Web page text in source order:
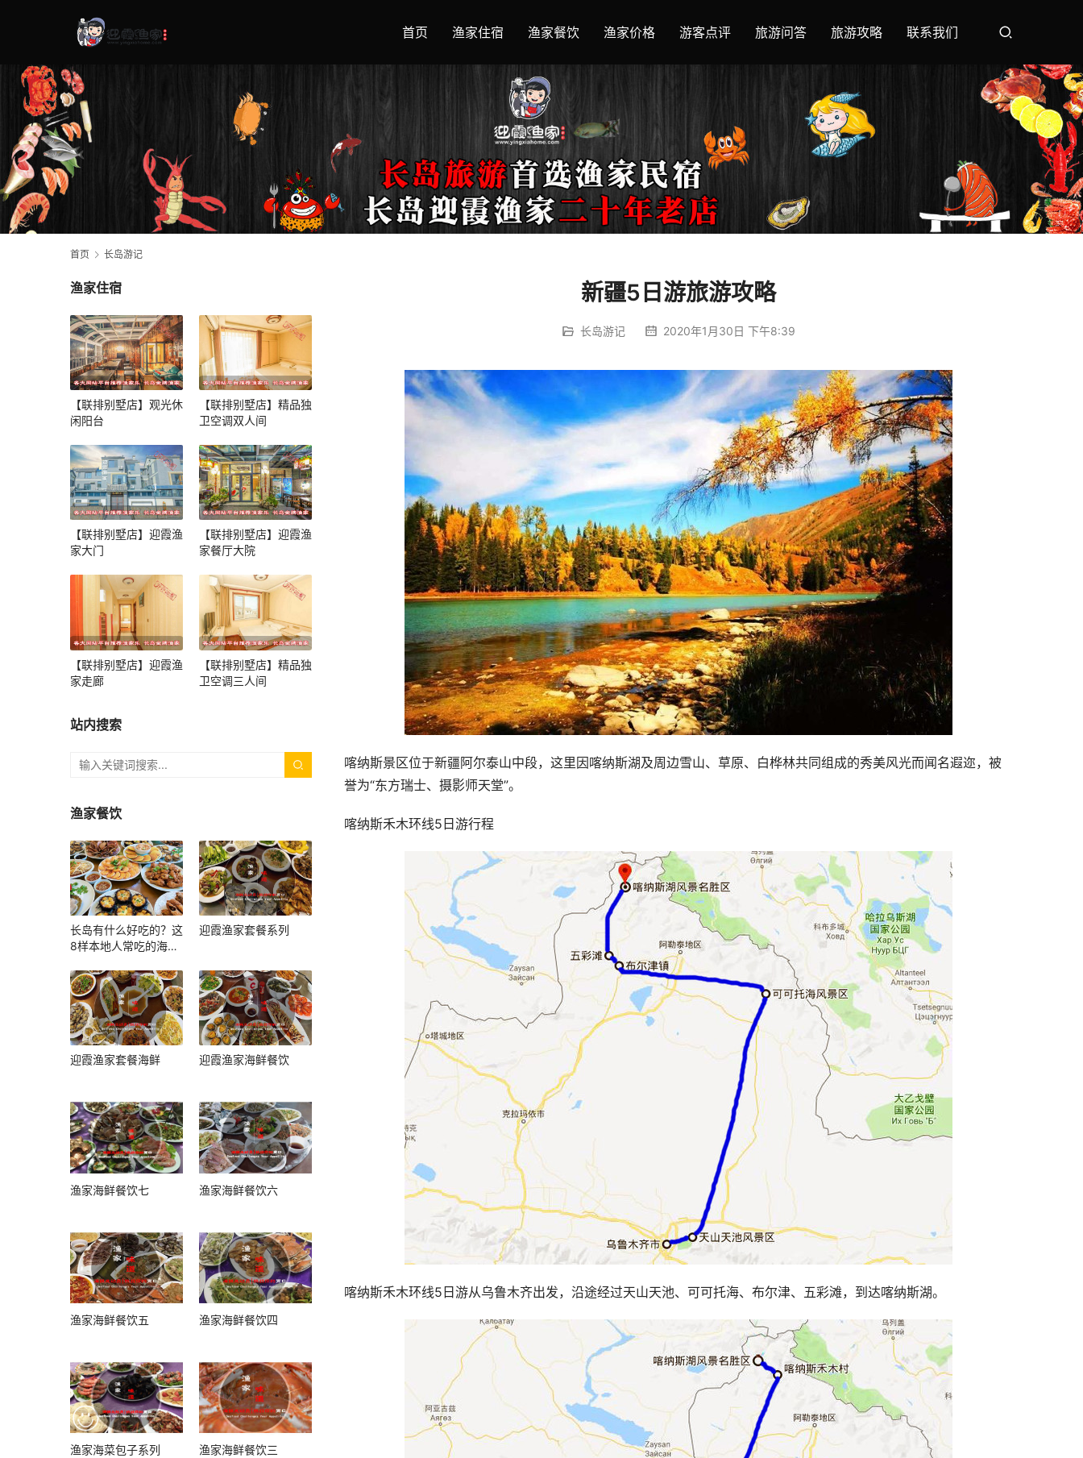
首页 渔家住宿 渔家餐饮 渔家价格 游客点评 旅游问答 旅游攻略 联系我们
首页 长岛游记
新疆5日游旅游攻略
长岛游记 2020年1月30日 下午8:39
喀纳斯景区位于新疆阿尔泰山中段，这里因喀纳斯湖及周边雪山、草原、白桦林共同组成的秀美风光而闻名遐迩，被
誉为“东方瑞士、摄影师天堂”。
喀纳斯禾木环线5日游行程
喀纳斯禾木环线5日游从乌鲁木齐出发，沿途经过天山天池、可可托海、布尔津、五彩滩，到达喀纳斯湖。
渔家住宿
【联排别墅店】观光休
闲阳台
【联排别墅店】精品独
卫空调双人间
【联排别墅店】迎霞渔
家大门
【联排别墅店】迎霞渔
家餐厅大院
【联排别墅店】迎霞渔
家走廊
【联排别墅店】精品独
卫空调三人间
站内搜索
渔家餐饮
长岛有什么好吃的？这
8样本地人常吃的海鲜
对了
迎霞渔家套餐系列
迎霞渔家套餐海鲜 迎霞渔家海鲜餐饮
渔家海鲜餐饮七 渔家海鲜餐饮六
渔家海鲜餐饮五 渔家海鲜餐饮四
渔家海菜包子系列 渔家海鲜餐饮三